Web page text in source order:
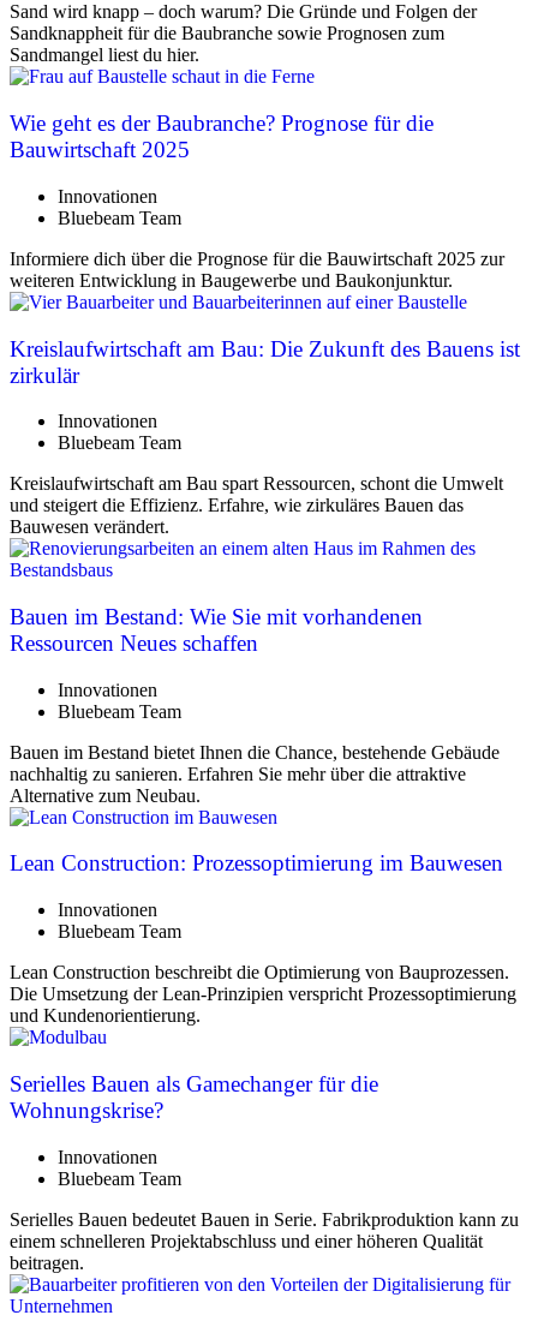
Sand wird knapp – doch warum? Die Gründe und Folgen der
Sandknappheit für die Baubranche sowie Prognosen zum
Sandmangel liest du hier.
Wie geht es der Baubranche? Prognose für die
Bauwirtschaft 2025
Innovationen
Bluebeam Team
Informiere dich über die Prognose für die Bauwirtschaft 2025 zur
weiteren Entwicklung in Baugewerbe und Baukonjunktur.
Kreislaufwirtschaft am Bau: Die Zukunft des Bauens ist
zirkulär
Innovationen
Bluebeam Team
Kreislaufwirtschaft am Bau spart Ressourcen, schont die Umwelt
und steigert die Effizienz. Erfahre, wie zirkuläres Bauen das
Bauwesen verändert.
Bauen im Bestand: Wie Sie mit vorhandenen
Ressourcen Neues schaffen
Innovationen
Bluebeam Team
Bauen im Bestand bietet Ihnen die Chance, bestehende Gebäude
nachhaltig zu sanieren. Erfahren Sie mehr über die attraktive
Alternative zum Neubau.
Lean Construction: Prozessoptimierung im Bauwesen
Innovationen
Bluebeam Team
Lean Construction beschreibt die Optimierung von Bauprozessen.
Die Umsetzung der Lean-Prinzipien verspricht Prozessoptimierung
und Kundenorientierung.
Serielles Bauen als Gamechanger für die
Wohnungskrise?
Innovationen
Bluebeam Team
Serielles Bauen bedeutet Bauen in Serie. Fabrikproduktion kann zu
einem schnelleren Projektabschluss und einer höheren Qualität
beitragen.